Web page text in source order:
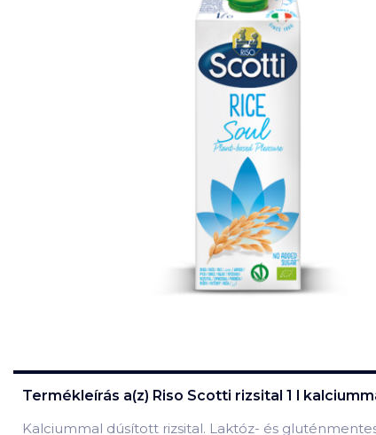
Termékleírás a(z) Riso Scotti rizsital 1 l
Kalciummal dúsított rizsital. Laktóz- és